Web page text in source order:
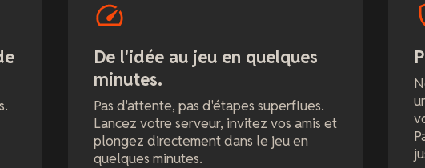
De l'idée au jeu en quelques
minutes.
Pas d'attente, pas d'étapes superflues.
Lancez votre serveur, invitez vos amis et
plongez directement dans le jeu en
quelques minutes.